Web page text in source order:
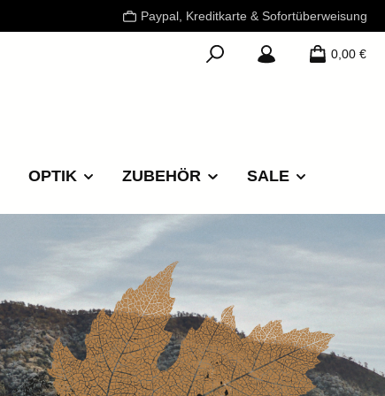
Paypal, Kreditkarte & Sofortüberweisung
0,00 €
OPTIK ZUBEHÖR SALE